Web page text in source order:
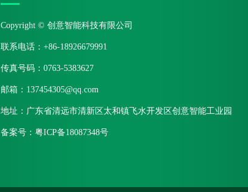
Copyright © 创意智能科技有限公司
联系电话：+86-18926679991
传真号码：0763-5383627
邮箱：137454305@qq.com
地址：广东省清远市清新区太和镇飞水开发区创意智能工业园
备案号： 粤ICP备18087348号